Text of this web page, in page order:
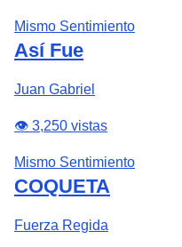
Mismo Sentimiento
Así Fue
Juan Gabriel
👁️ 3,250 vistas
Mismo Sentimiento
COQUETA
Fuerza Regida